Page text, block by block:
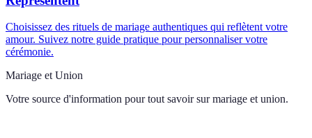
Choisissez des rituels de mariage authentiques qui reflètent votre
amour. Suivez notre guide pratique pour personnaliser votre
cérémonie.
Mariage et Union
Votre source d'information pour tout savoir sur mariage et union.